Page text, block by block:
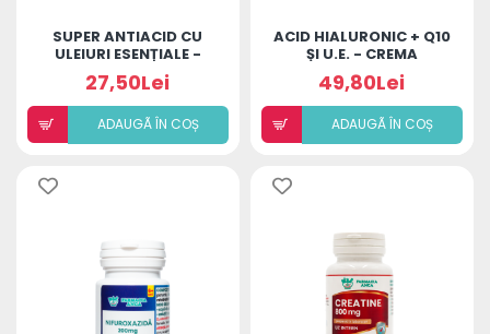
SUPER ANTIACID CU
ULEIURI ESENȚIALE -
20CP
27,50Lei
ADAUGÃ ÎN COȘ
ACID HIALURONIC + Q10
ȘI U.E. - CREMA
REVITALIZANTĂ DE
NOAPTE
49,80Lei
ADAUGÃ ÎN COȘ